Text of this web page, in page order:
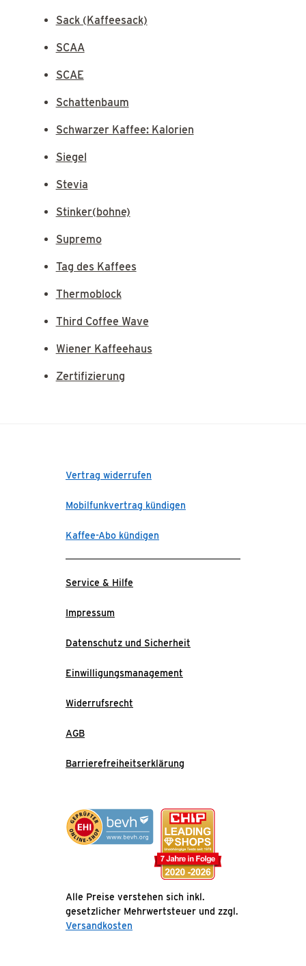
Sack (Kaffeesack)
SCAA
SCAE
Schattenbaum
Schwarzer Kaffee: Kalorien
Siegel
Stevia
Stinker(bohne)
Supremo
Tag des Kaffees
Thermoblock
Third Coffee Wave
Wiener Kaffeehaus
Zertifizierung
Vertrag widerrufen
Mobilfunkvertrag kündigen
Kaffee-Abo kündigen
Service & Hilfe
Impressum
Datenschutz und Sicherheit
Einwilligungsmanagement
Widerrufsrecht
AGB
Barrierefreiheitserklärung
Alle Preise verstehen sich inkl.
gesetzlicher Mehrwertsteuer und zzgl.
Versandkosten